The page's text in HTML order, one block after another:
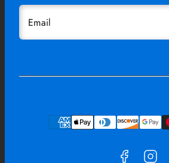
Email
Moyens
Facebook
Instagram